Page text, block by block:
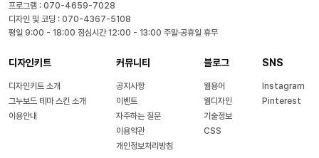
프로그램 : 070-4659-7028
디자인 및 코딩 : 070-4367-5108
평일 9:00 - 18:00 점심시간 12:00 - 13:00 주말·공휴일 휴무
디자인키트
디자인키트 소개
그누보드 테마 스킨 소개
이용안내
커뮤니티
공지사항
이벤트
자주하는 질문
이용약관
개인정보처리방침
블로그
웹용어
웹디자인
기술정보
CSS
SNS
Instagram
Pinterest